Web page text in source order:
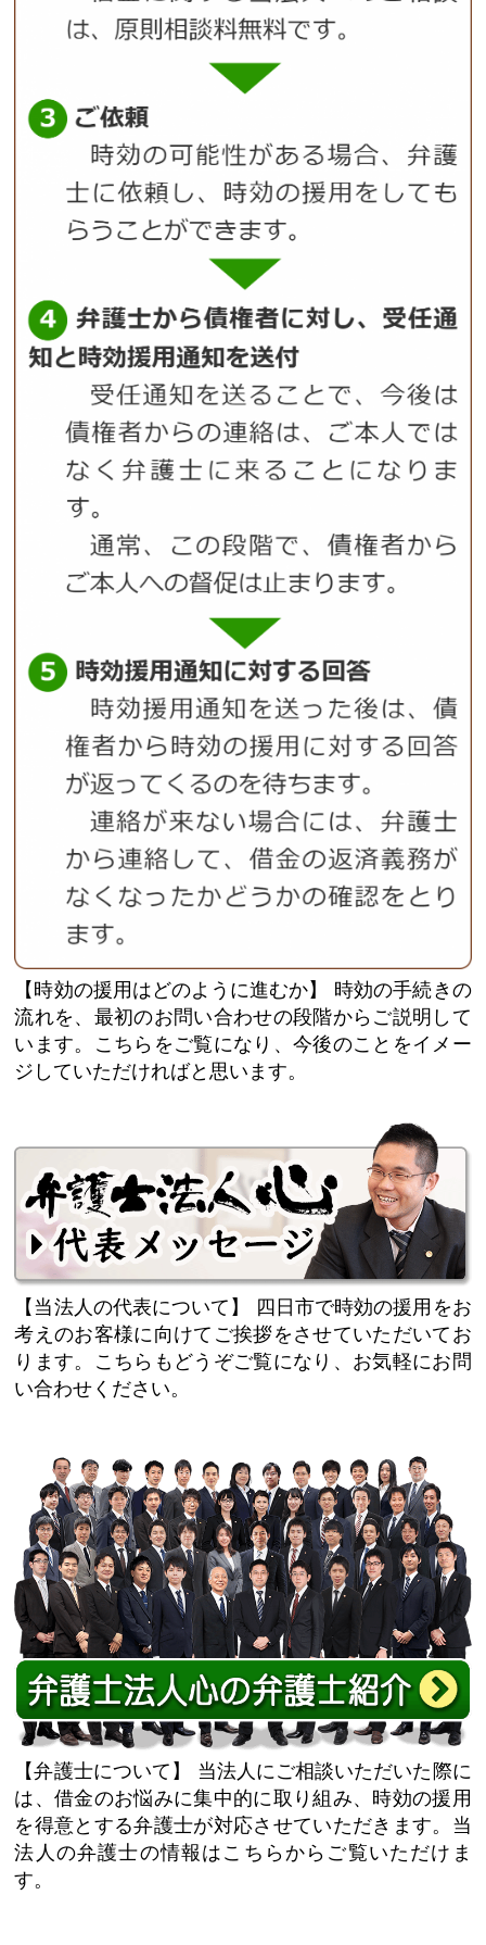
【時効の援用はどのように進むか】
時効の手続きの
流れを、最初のお問い合わせの段階からご説明して
います。こちらをご覧になり、今後のことをイメー
ジしていただければと思います。
【当法人の代表について】
四日市で時効の援用をお
考えのお客様に向けてご挨拶をさせていただいてお
ります。こちらもどうぞご覧になり、お気軽にお問
い合わせください。
【弁護士について】
当法人にご相談いただいた際に
は、借金のお悩みに集中的に取り組み、時効の援用
を得意とする弁護士が対応させていただきます。当
法人の弁護士の情報はこちらからご覧いただけま
す。